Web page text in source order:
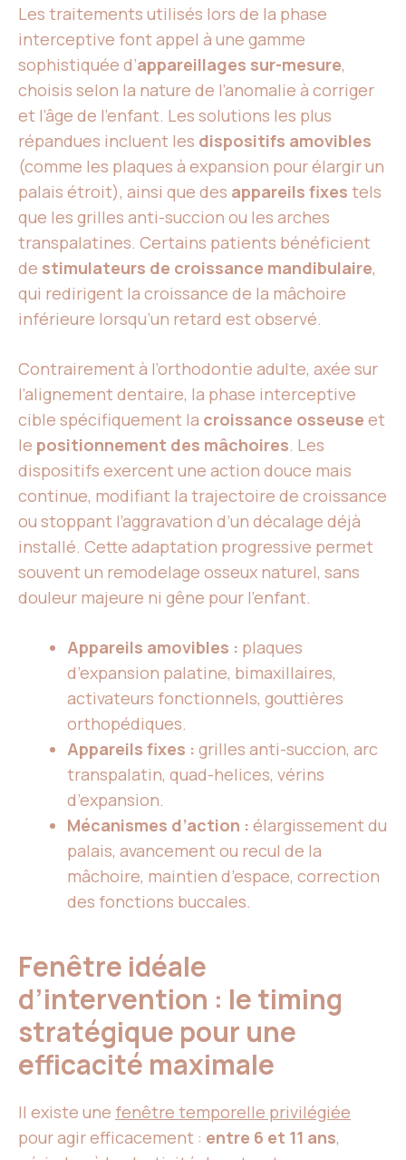
Les traitements utilisés lors de la phase
interceptive font appel à une gamme
sophistiquée d’appareillages sur-mesure,
choisis selon la nature de l’anomalie à corriger
et l’âge de l’enfant. Les solutions les plus
répandues incluent les dispositifs amovibles
(comme les plaques à expansion pour élargir un
palais étroit), ainsi que des appareils fixes tels
que les grilles anti-succion ou les arches
transpalatines. Certains patients bénéficient
de stimulateurs de croissance mandibulaire,
qui redirigent la croissance de la mâchoire
inférieure lorsqu’un retard est observé.
Contrairement à l’orthodontie adulte, axée sur
l’alignement dentaire, la phase interceptive
cible spécifiquement la croissance osseuse et
le positionnement des mâchoires. Les
dispositifs exercent une action douce mais
continue, modifiant la trajectoire de croissance
ou stoppant l’aggravation d’un décalage déjà
installé. Cette adaptation progressive permet
souvent un remodelage osseux naturel, sans
douleur majeure ni gêne pour l’enfant.
Appareils amovibles : plaques
d’expansion palatine, bimaxillaires,
activateurs fonctionnels, gouttières
orthopédiques.
Appareils fixes : grilles anti-succion, arc
transpalatin, quad-helices, vérins
d’expansion.
Mécanismes d’action : élargissement du
palais, avancement ou recul de la
mâchoire, maintien d’espace, correction
des fonctions buccales.
Fenêtre idéale
d’intervention : le timing
stratégique pour une
efficacité maximale
Il existe une fenêtre temporelle privilégiée
pour agir efficacement : entre 6 et 11 ans,